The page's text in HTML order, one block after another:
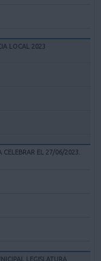
LOCAL 2023
EL 27/06/2023.
LEGISLATURA